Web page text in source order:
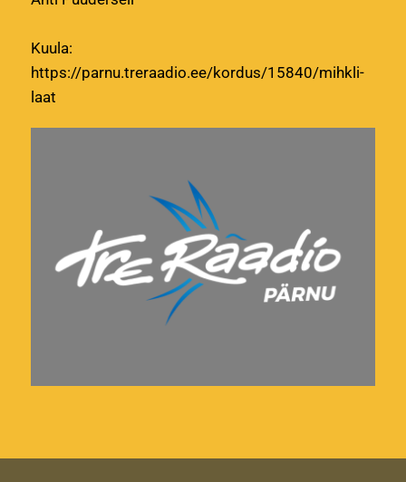
Kuula:
https://parnu.treraadio.ee/kordus/15840/mihkli-
laat